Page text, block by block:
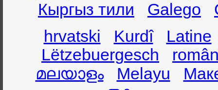
Кыргыз тили
Galego
hrvatski
Kurdî
Latine
Lëtzebuergesch
മലയാളം
Melayu